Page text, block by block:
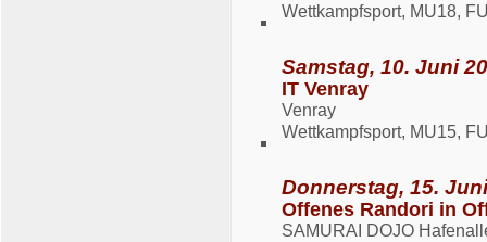
Wettkampfsport, MU18,
Samstag, 10. Juni
IT Venray
Venray
Wettkampfsport, MU15,
Donnerstag, 15.
Offenes Randori in
SAMURAI DOJO